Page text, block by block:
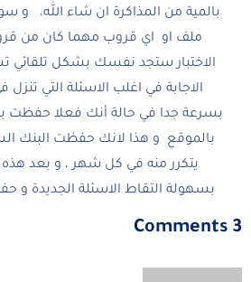
بالمية من المذاكرة ان شاء الله، و
ملف او اي قروب مهما كان من
الاختبار ستجد نفسك بشكل تلقائي
الاجابة في اغلب الاسئلة التي
بسرعة جدا في حالة أنك فعلا حفظت
بالموقع و هذا لانك حفظت البنك
يتكرر منه في كل شهر ، و بعد
بسهولة التقاط الاسئلة الجديدة و
3 Comments